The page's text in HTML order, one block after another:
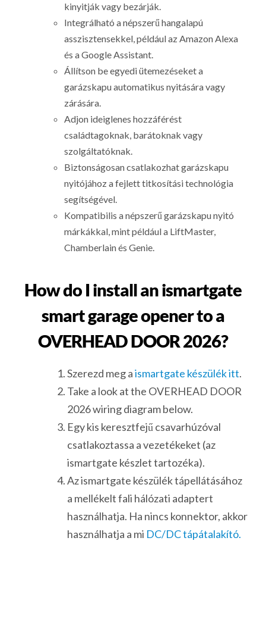
kinyitják vagy bezárják.
Integrálható a népszerű hangalapú
asszisztensekkel, például az Amazon Alexa
és a Google Assistant.
Állítson be egyedi ütemezéseket a
garázskapu automatikus nyitására vagy
zárására.
Adjon ideiglenes hozzáférést
családtagoknak, barátoknak vagy
szolgáltatóknak.
Biztonságosan csatlakozhat garázskapu
nyitójához a fejlett titkosítási technológia
segítségével.
Kompatibilis a népszerű garázskapu nyitó
márkákkal, mint például a LiftMaster,
Chamberlain és Genie.
How do I install an ismartgate
smart garage opener to a
OVERHEAD DOOR 2026?
Szerezd meg aismartgate készülék itt.
Take a look at the OVERHEAD DOOR
2026 wiring diagram below.
Egy kis keresztfejű csavarhúzóval
csatlakoztassa a vezetékeket (az
ismartgate készlet tartozéka).
Az ismartgate készülék tápellátásához
a mellékelt fali hálózati adaptert
használhatja. Ha nincs konnektor, akkor
használhatja a mi DC/DC tápátalakító.